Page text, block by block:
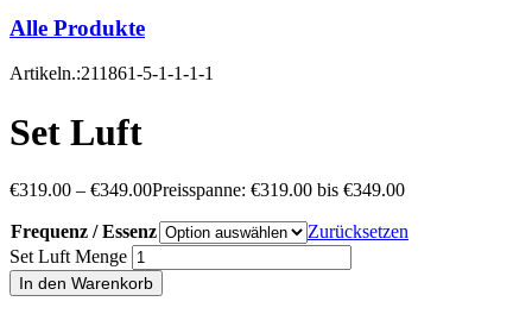
Alle Produkte
Artikeln.:211861-5-1-1-1-1
Set Luft
€319.00 – €349.00Preisspanne: €319.00 bis €349.00
Frequenz / Essenz
Zurücksetzen
Set Luft Menge
In den Warenkorb